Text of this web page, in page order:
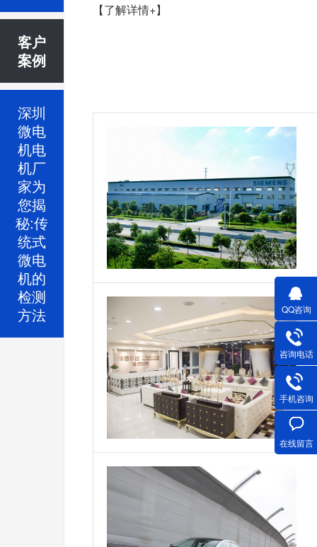
【了解详情+】
客户
案例
深圳
微电
机电
机厂
家为
您揭
秘:传
统式
微电
机的
检测
方法
QQ咨询
咨询电话
手机咨询
在线留言